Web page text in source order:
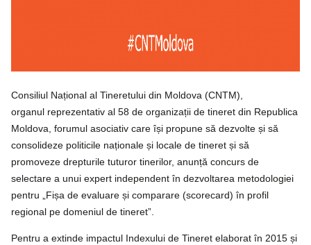
Consiliul Național al Tineretului din Moldova (CNTM),
organul reprezentativ al 58 de organizații de tineret din Republica
Moldova, forumul asociativ care își propune să dezvolte și să
consolideze politicile naționale și locale de tineret și să
promoveze drepturile tuturor tinerilor, anunță concurs de
selectare a unui expert independent în dezvoltarea metodologiei
pentru „Fișa de evaluare și comparare (scorecard) în profil
regional pe domeniul de tineret”.
Pentru a extinde impactul Indexului de Tineret elaborat în 2015 și